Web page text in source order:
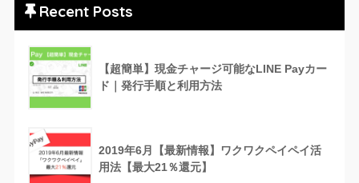
Recent Posts
【超簡単】現金チャージ可能なLINE Payカー
ド｜発行手順と利用方法
2019年6月【最新情報】ワクワクペイペイ活
用法【最大21％還元】